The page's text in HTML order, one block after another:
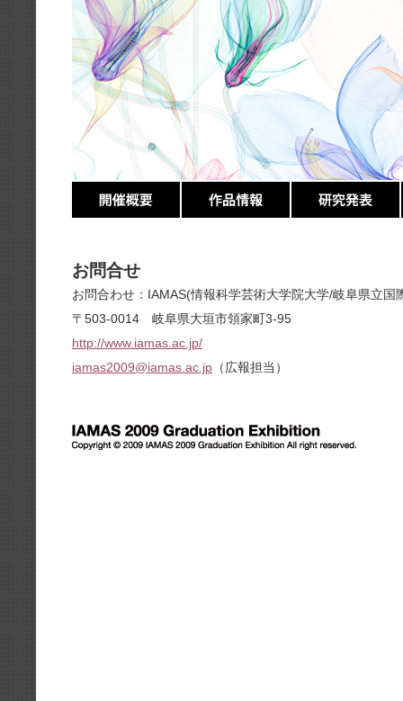
お問合せ
お問合わせ：IAMAS(情報科学芸術大学院大学/岐阜県立国
〒503-0014 岐阜県大垣市領家町3-95
http://www.iamas.ac.jp/
iamas2009@iamas.ac.jp （広報担当）